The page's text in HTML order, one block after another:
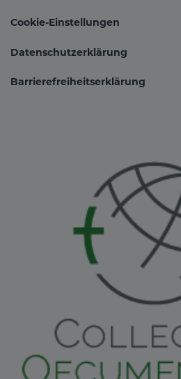
Cookie-Einstellungen
Datenschutzerklärung
Barrierefreiheitserklärung